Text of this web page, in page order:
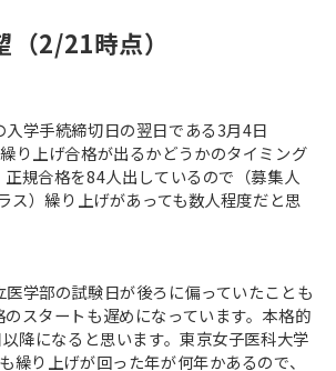
（2/21時点）
入学手続締切日の翌日である3月4日
繰り上げ合格が出るかどうかのタイミング
正規合格を84人出しているので（募集人
ス）繰り上げがあっても数人程度だと思
学部の試験日が後ろに偏っていたことも
のスタートも遅めになっています。本格的
降になると思います。東京女子医科大学
繰り上げが回った年が何年かあるので、